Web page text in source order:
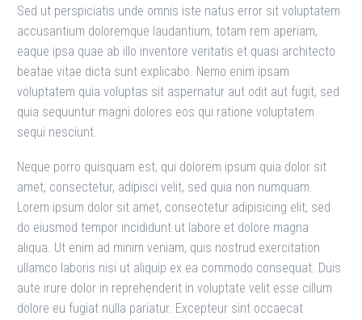
Sed ut perspiciatis unde omnis iste natus error sit voluptatem
accusantium doloremque laudantium, totam rem aperiam,
eaque ipsa quae ab illo inventore veritatis et quasi architecto
beatae vitae dicta sunt explicabo. Nemo enim ipsam
voluptatem quia voluptas sit aspernatur aut odit aut fugit, sed
quia sequuntur magni dolores eos qui ratione voluptatem
sequi nesciunt.
Neque porro quisquam est, qui dolorem ipsum quia dolor sit
amet, consectetur, adipisci velit, sed quia non numquam.
Lorem ipsum dolor sit amet, consectetur adipisicing elit, sed
do eiusmod tempor incididunt ut labore et dolore magna
aliqua. Ut enim ad minim veniam, quis nostrud exercitation
ullamco laboris nisi ut aliquip ex ea commodo consequat. Duis
aute irure dolor in reprehenderit in voluptate velit esse cillum
dolore eu fugiat nulla pariatur. Excepteur sint occaecat